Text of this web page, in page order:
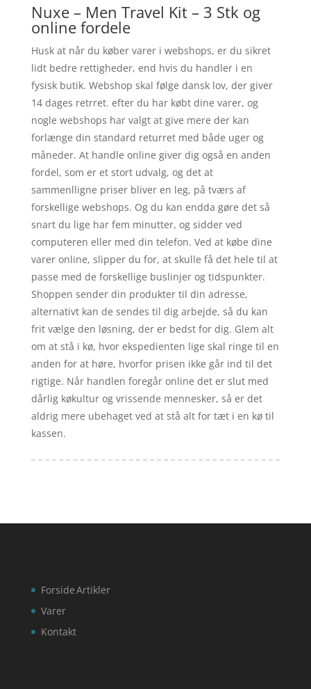
Nuxe – Men Travel Kit – 3 Stk og
online fordele
Husk at når du køber varer i webshops, er du sikret
lidt bedre rettigheder, end hvis du handler i en
fysisk butik. Webshop skal følge dansk lov, der giver
14 dages retrret. efter du har købt dine varer, og
nogle webshops har valgt at give mere der kan
forlænge din standard returret med både uger og
måneder. At handle online giver dig også en anden
fordel, som er et stort udvalg, og det at
sammenlligne priser bliver en leg, på tværs af
forskellige webshops. Og du kan endda gøre det så
snart du lige har fem minutter, og sidder ved
computeren eller med din telefon. Ved at købe dine
varer online, slipper du for, at skulle få det hele til at
passe med de forskellige buslinjer og tidspunkter.
Shoppen sender din produkter til din adresse,
alternativt kan de sendes til dig arbejde, så du kan
frit vælge den løsning, der er bedst for dig. Glem alt
om at stå i kø, hvor ekspedienten lige skal ringe til en
anden for at høre, hvorfor prisen ikke går ind til det
rigtige. Når handlen foregår online det er slut med
dårlig køkultur og vrissende mennesker, så er det
aldrig mere ubehaget ved at stå alt for tæt i en kø til
kassen.
Forside
Varer
Kontakt
Artikler